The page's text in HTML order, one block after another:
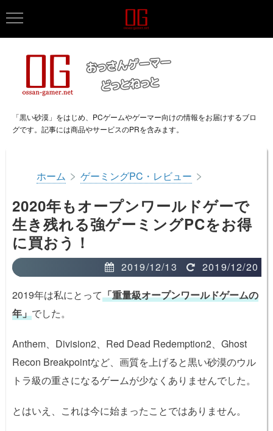
「黒い砂漠」をはじめ、PCゲームやゲーマー向けの情報をお届けするブロ
グです。記事には商品やサービスのPRを含みます。
ホーム > ゲーミングPC・レビュー >
2020年もオープンワールドゲーで
生き残れる強ゲーミングPCをお得
に買おう！
2019/12/13
2019/12/20
2019年は私にとって「重量級オープンワールドゲームの
年」でした。
Anthem、Division2、Red Dead Redemption2、Ghost
Recon Breakpointなど、画質を上げると黒い砂漠のウル
トラ級の重さになるゲームが少なくありませんでした。
とはいえ、これは今に始まったことではありません。